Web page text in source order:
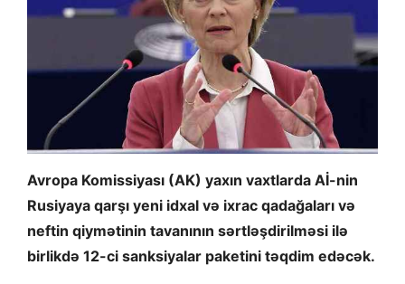
Avropa Komissiyası (AK) yaxın vaxtlarda Aİ-nin
Rusiyaya qarşı yeni idxal və ixrac qadağaları və
neftin qiymətinin tavanının sərtləşdirilməsi ilə
birlikdə 12-ci sanksiyalar paketini təqdim edəcək.